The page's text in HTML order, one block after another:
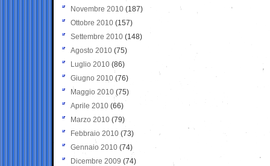
Novembre 2010 (187)
Ottobre 2010 (157)
Settembre 2010 (148)
Agosto 2010 (75)
Luglio 2010 (86)
Giugno 2010 (76)
Maggio 2010 (75)
Aprile 2010 (66)
Marzo 2010 (79)
Febbraio 2010 (73)
Gennaio 2010 (74)
Dicembre 2009 (74)